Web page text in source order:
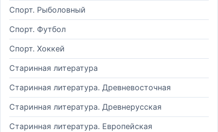
Спорт. Рыболовный
Спорт. Футбол
Спорт. Хоккей
Старинная литература
Старинная литература. Древневосточная
Старинная литература. Древнерусская
Старинная литература. Европейская